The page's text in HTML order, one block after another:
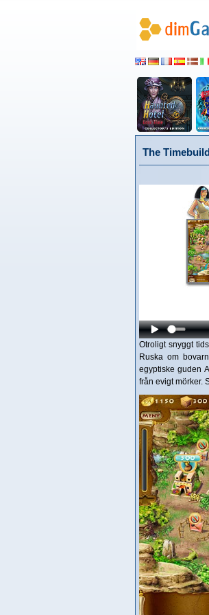
The
Otroligt snyggt
Ruska om
egyptiske guden
från evigt mörker.